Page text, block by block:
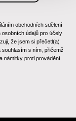
obchodních sdělení
údajů pro účely
že jsem si přečetl(a)
souhlasím s ním, přičemž
námitky proti provádění